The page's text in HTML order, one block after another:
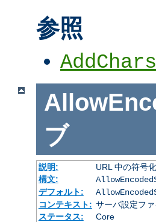
参照
ブ
説明:
URL 中の符号
構文:
デフォルト:
コンテキスト: サーバ設定フ
ステータス:
Core